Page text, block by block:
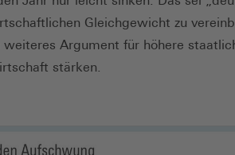
Gleichgewicht zu
Argument für höhere
stärken.